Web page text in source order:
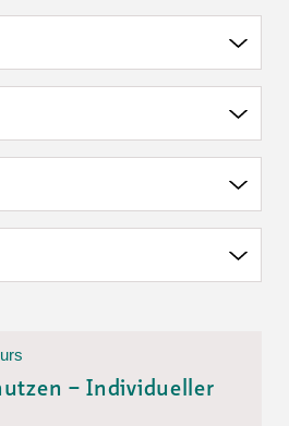
– Individueller